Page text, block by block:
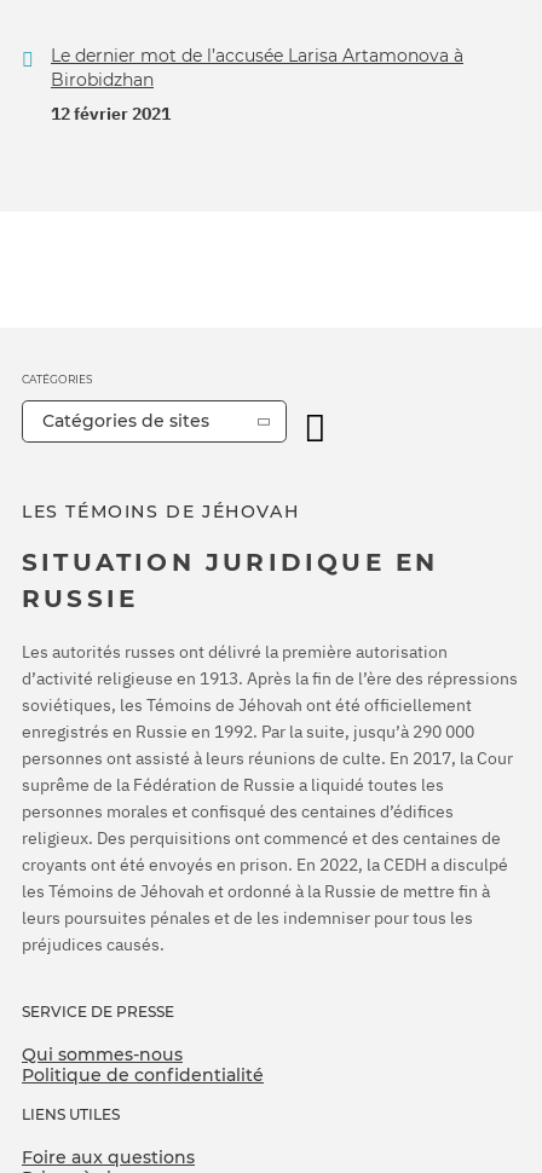
Le dernier mot de l’accusée Larisa Artamonova à
Birobidzhan
12 février 2021
LES TÉMOINS DE JÉHOVAH
SITUATION JURIDIQUE EN
RUSSIE
Les autorités russes ont délivré la première autorisation
d’activité religieuse en 1913. Après la fin de l’ère des répressions
soviétiques, les Témoins de Jéhovah ont été officiellement
enregistrés en Russie en 1992. Par la suite, jusqu’à 290 000
personnes ont assisté à leurs réunions de culte. En 2017, la Cour
suprême de la Fédération de Russie a liquidé toutes les
personnes morales et confisqué des centaines d’édifices
religieux. Des perquisitions ont commencé et des centaines de
croyants ont été envoyés en prison. En 2022, la CEDH a disculpé
les Témoins de Jéhovah et ordonné à la Russie de mettre fin à
leurs poursuites pénales et de les indemniser pour tous les
préjudices causés.
SERVICE DE PRESSE
Qui sommes-nous
Politique de confidentialité
LIENS UTILES
Foire aux questions
CATÉGORIES
Catégories de sites